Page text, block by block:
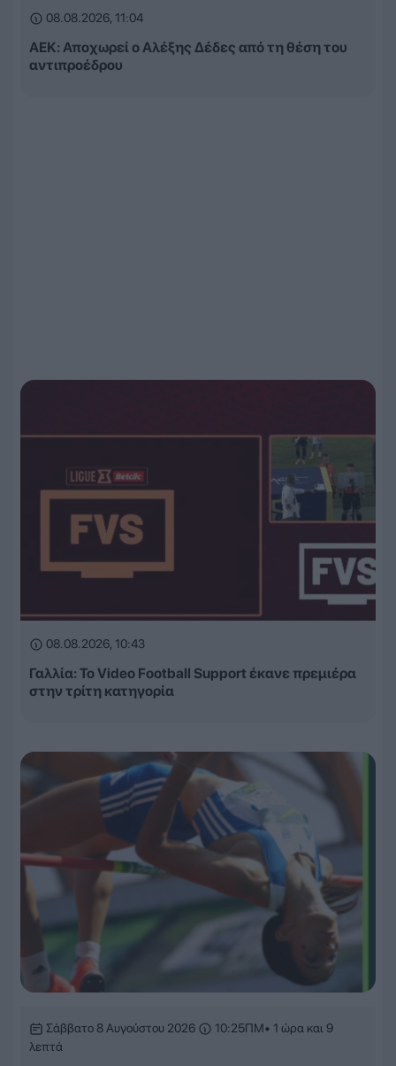
08.08.2026, 11:04
ΑΕΚ: Αποχωρεί ο Αλέξης Δέδες από τη θέση του
αντιπροέδρου
08.08.2026, 10:43
Γαλλία: Το Video Football Support έκανε πρεμιέρα
στην τρίτη κατηγορία
Σάββατο 8 Αυγούστου 2026 10:25ΠΜ• 1 ώρα και 9
λεπτά